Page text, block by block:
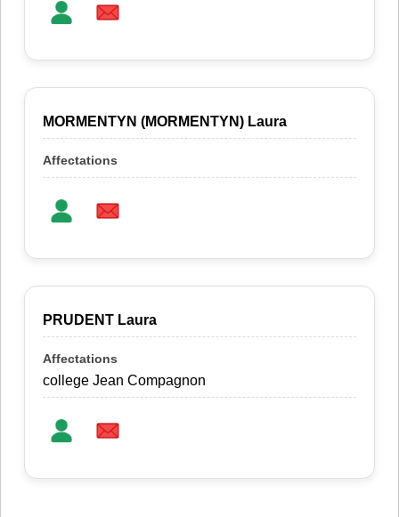
MORMENTYN (MORMENTYN) Laura
PRUDENT Laura
college Jean Compagnon